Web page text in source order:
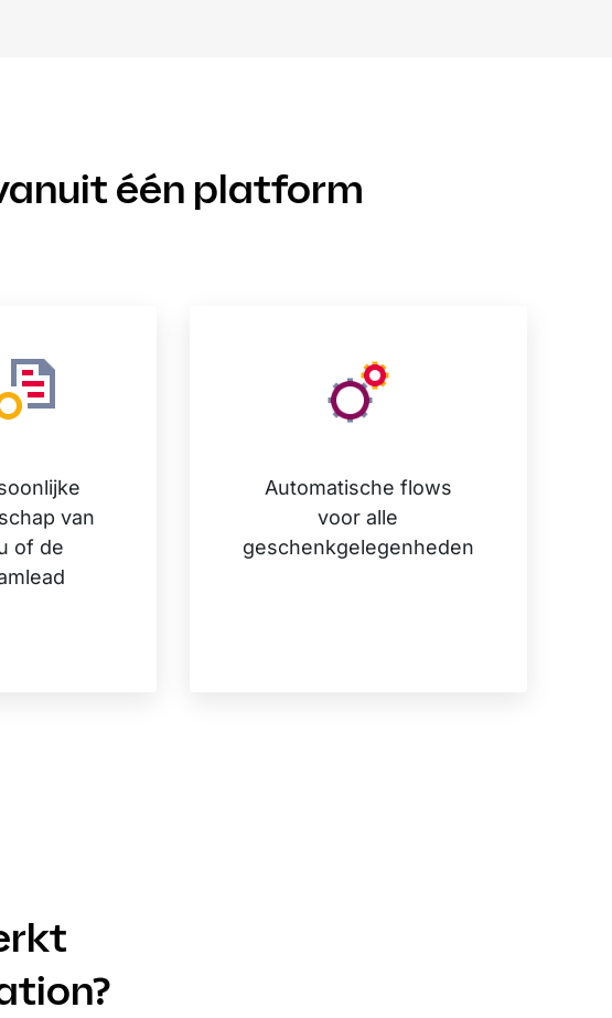
één platform
van
of de
Automatische flows
voor alle
geschenkgelegenheden